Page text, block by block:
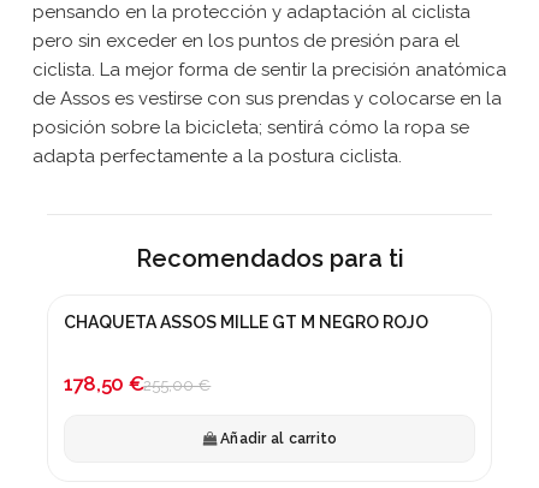
pensando en la protección y adaptación al ciclista
pero sin exceder en los puntos de presión para el
ciclista. La mejor forma de sentir la precisión anatómica
de Assos es vestirse con sus prendas y colocarse en la
posición sobre la bicicleta; sentirá cómo la ropa se
adapta perfectamente a la postura ciclista.
Recomendados para ti
¡En oferta!
CHAQUETA ASSOS MILLE GT M NEGRO ROJO
178,50 €255,00 €
Añadir al carrito